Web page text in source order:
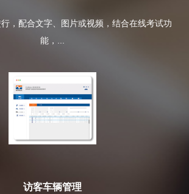
，配合文字、图片或视频，结合在线考试功
能，...
访客车辆管理